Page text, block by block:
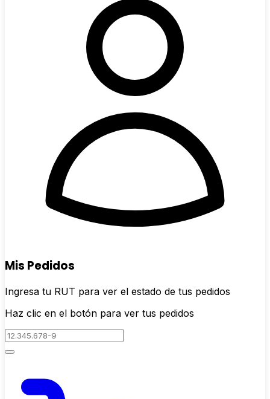
Mis Pedidos
Ingresa tu RUT para ver el estado de tus pedidos
Haz clic en el botón para ver tus pedidos